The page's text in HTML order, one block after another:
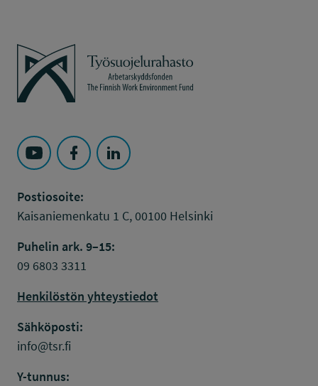
Työsuojelurahasto
Seuraa Työsuojelurahasto kohteessa: YouTube
Seuraa Työsuojelurahasto kohteessa:
Seuraa Työsuojelurahasto kohteessa:
Postiosoite:
Kaisaniemenkatu 1 C, 00100 Helsinki
Puhelin ark. 9–15:
09 6803 3311
Henkilöstön yhteystiedot
Sähköposti:
info@tsr.fi
Y-tunnus: